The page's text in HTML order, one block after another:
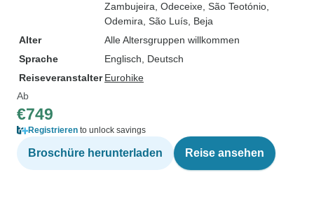
Zambujeira , Odeceixe , São Teotónio
Odemira , São Luís, Beja
Alter
Alle Altersgruppen willkommen
Sprache
Englisch, Deutsch
Reiseveranstalter Eurohike
Ab
€749
Registrieren to unlock savings
Broschüre herunterladen Reise ansehen